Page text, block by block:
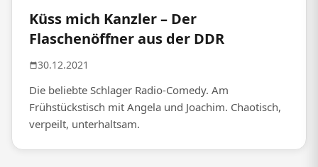
Küss mich Kanzler – Der
Flaschenöffner aus der DDR
30.12.2021
Die beliebte Schlager Radio-Comedy. Am
Frühstückstisch mit Angela und Joachim. Chaotisch,
verpeilt, unterhaltsam.